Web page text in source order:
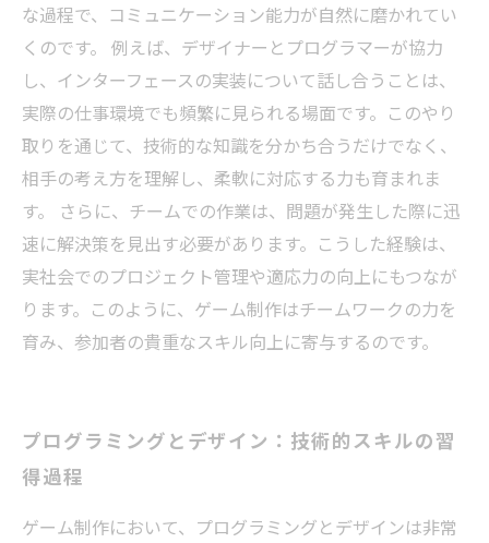
な過程で、コミュニケーション能力が自然に磨かれてい
くのです。 例えば、デザイナーとプログラマーが協力
し、インターフェースの実装について話し合うことは、
実際の仕事環境でも頻繁に見られる場面です。このやり
取りを通じて、技術的な知識を分かち合うだけでなく、
相手の考え方を理解し、柔軟に対応する力も育まれま
す。 さらに、チームでの作業は、問題が発生した際に迅
速に解決策を見出す必要があります。こうした経験は、
実社会でのプロジェクト管理や適応力の向上にもつなが
ります。このように、ゲーム制作はチームワークの力を
育み、参加者の貴重なスキル向上に寄与するのです。
プログラミングとデザイン：技術的スキルの習
得過程
ゲーム制作において、プログラミングとデザインは非常